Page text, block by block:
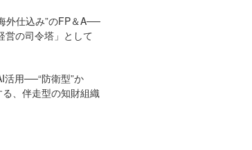
外仕込み”のFP＆A──
営の司令塔」として
活用──“防衛型”か
る、伴走型の知財組織